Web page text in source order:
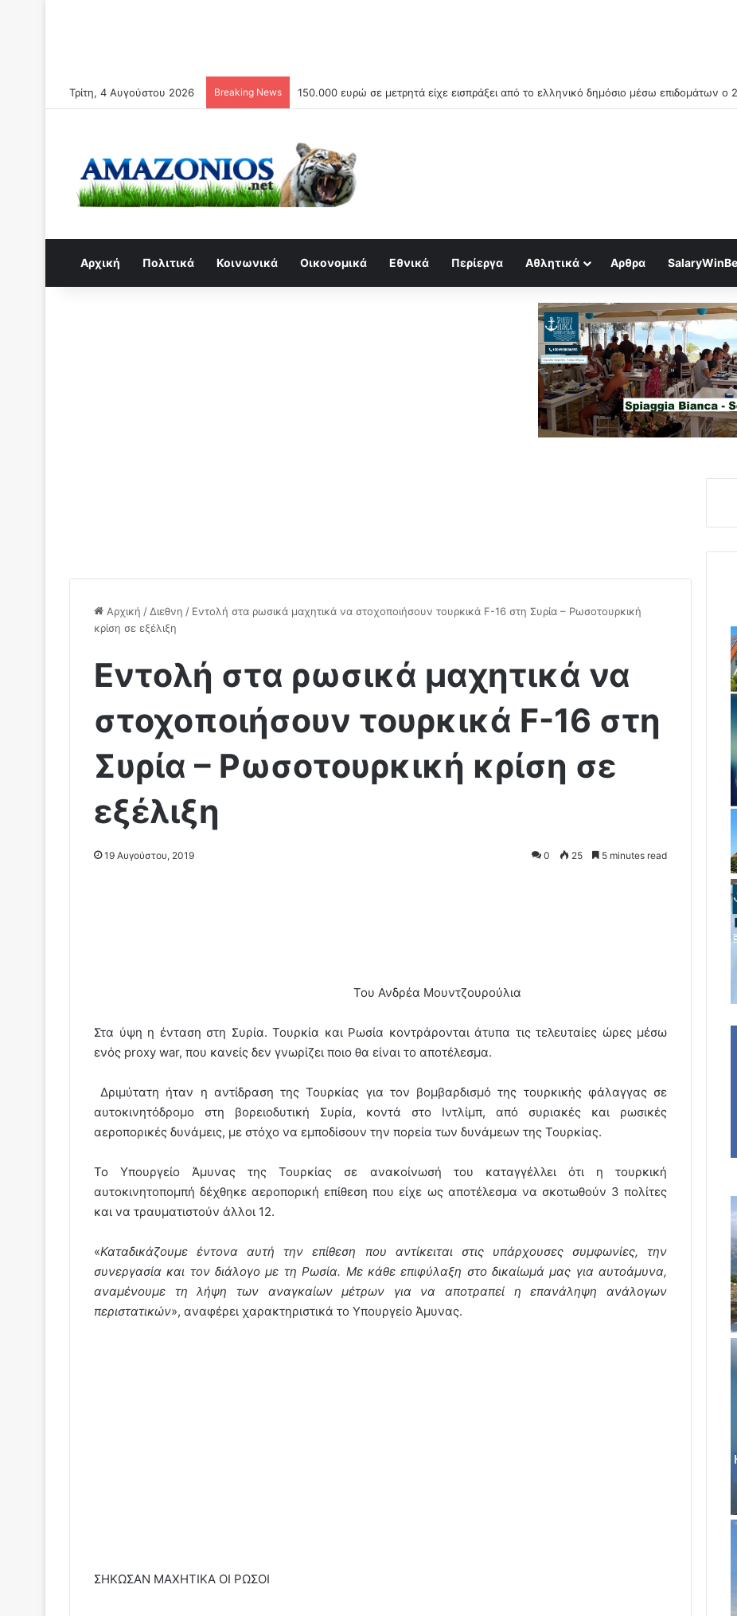
Τρίτη, 4 Αυγούστου 2026 Breaking News O Κίνδυνος απο την εξάπλωση των data centers στην Ελλάδα (Video)
Αρχική Πολιτικά Κοινωνικά Οικονομικά Εθνικά Περίεργα Αθλητικά Αρθρα
Αρχική / Διεθνη / Eντολή στα ρωσικά μαχητικά να στοχοποιήσουν τουρκικά F-16 στη Συρία – Ρωσοτουρκική
κρίση σε εξέλιξη
Eντολή στα ρωσικά μαχητικά να
στοχοποιήσουν τουρκικά F-16 στη
Συρία – Ρωσοτουρκική κρίση σε
εξέλιξη
19 Αυγούστου, 2019 0 25 5 minutes read
Του Ανδρέα Μουντζουρούλια
Στα ύψη η ένταση στη Συρία. Τουρκία και Ρωσία κοντράρονται άτυπα τις τελευταίες ώρες μέσω
ενός proxy war, που κανείς δεν γνωρίζει ποιο θα είναι το αποτέλεσμα.
Δριμύτατη ήταν η αντίδραση της Τουρκίας για τον βομβαρδισμό της τουρκικής φάλαγγας σε
αυτοκινητόδρομο στη βορειοδυτική Συρία, κοντά στο Ιντλίμπ, από συριακές και ρωσικές
αεροπορικές δυνάμεις, με στόχο να εμποδίσουν την πορεία των δυνάμεων της Τουρκίας.
Το Υπουργείο Άμυνας της Τουρκίας σε ανακοίνωσή του καταγγέλλει ότι η τουρκική
αυτοκινητοπομπή δέχθηκε αεροπορική επίθεση που είχε ως αποτέλεσμα να σκοτωθούν 3 πολίτες
και να τραυματιστούν άλλοι 12.
«Καταδικάζουμε έντονα αυτή την επίθεση που αντίκειται στις υπάρχουσες συμφωνίες, την
συνεργασία και τον διάλογο με τη Ρωσία. Με κάθε επιφύλαξη στο δικαίωμά μας για αυτοάμυνα,
αναμένουμε τη λήψη των αναγκαίων μέτρων για να αποτραπεί η επανάληψη ανάλογων
περιστατικών», αναφέρει χαρακτηριστικά το Υπουργείο Άμυνας.
ΣΗΚΩΣΑΝ ΜΑΧΗΤΙΚΑ ΟΙ ΡΩΣΟΙ